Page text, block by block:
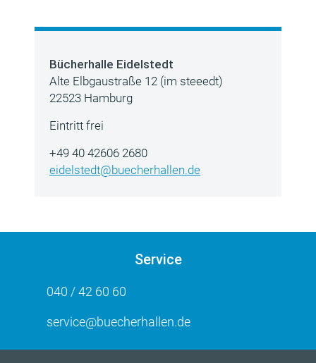
Bücherhalle Eidelstedt
Alte Elbgaustraße 12 (im steeedt)
22523 Hamburg
Eintritt frei
+49 40 42606 2680
eidelstedt@buecherhallen.de
Service
040 / 42 60 60
service@buecherhallen.de